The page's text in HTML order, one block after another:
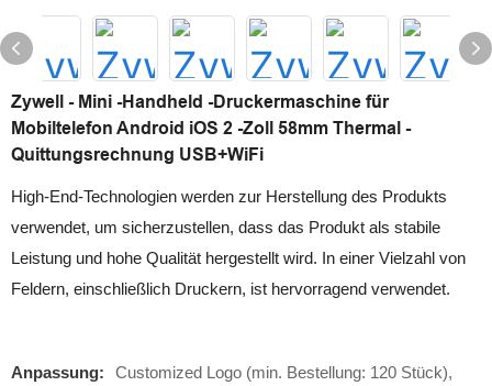
Zywell - Mini -Handheld -Druckermaschine für
Mobiltelefon Android iOS 2 -Zoll 58mm Thermal -
Quittungsrechnung USB+WiFi
High-End-Technologien werden zur Herstellung des Produkts
verwendet, um sicherzustellen, dass das Produkt als stabile
Leistung und hohe Qualität hergestellt wird. In einer Vielzahl von
Feldern, einschließlich Druckern, ist hervorragend verwendet.
Anpassung:
Customized Logo (min. Bestellung: 120 Stück),